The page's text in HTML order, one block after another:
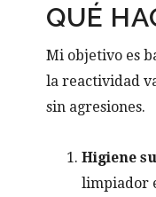
QUÉ
Mi objetivo es
la reactividad
sin agresiones.
Higiene
limpiador